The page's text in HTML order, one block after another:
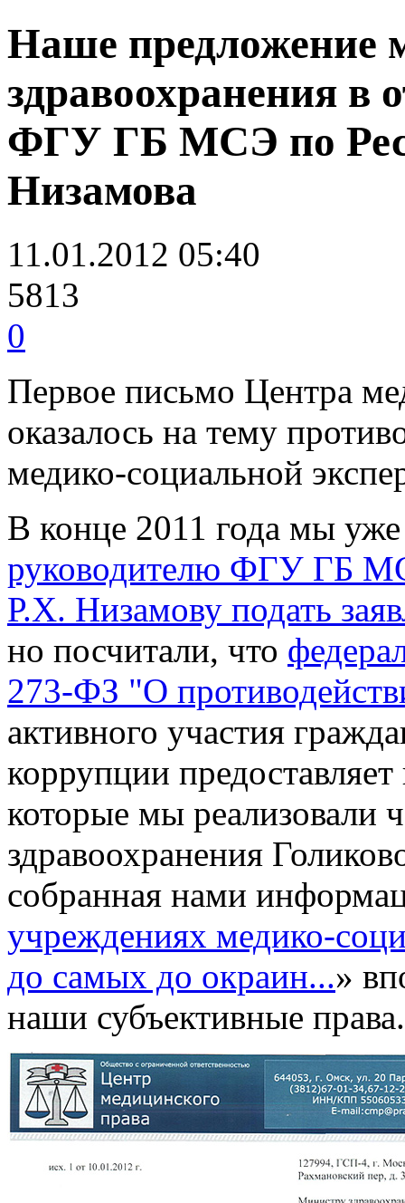
Наше предложение
здравоохранения в
ФГУ ГБ МСЭ по
Низамова
11.01.2012 05:40
5813
0
Первое письмо Центра
оказалось на тему
медико-социальной
В конце 2011 года мы уже
руководителю ФГУ ГБ
Р.Х. Низамову подать
но посчитали, что
273-ФЗ "О
активного участия
коррупции
которые мы реализовали
здравоохранения
собранная нами
учреждениях медико-
до самых до окраин...»
наши субъективные права.